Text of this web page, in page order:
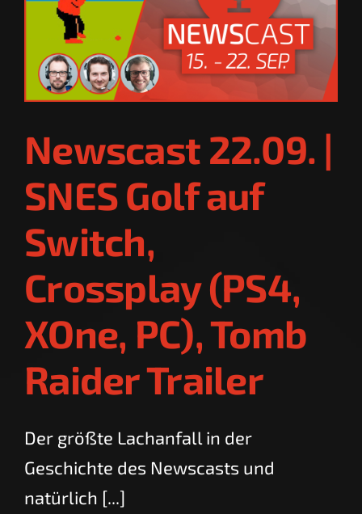
Newscast 22.09. |
SNES Golf auf
Switch,
Crossplay (PS4,
XOne, PC), Tomb
Raider Trailer
Der größte Lachanfall in der
Geschichte des Newscasts und
natürlich [...]